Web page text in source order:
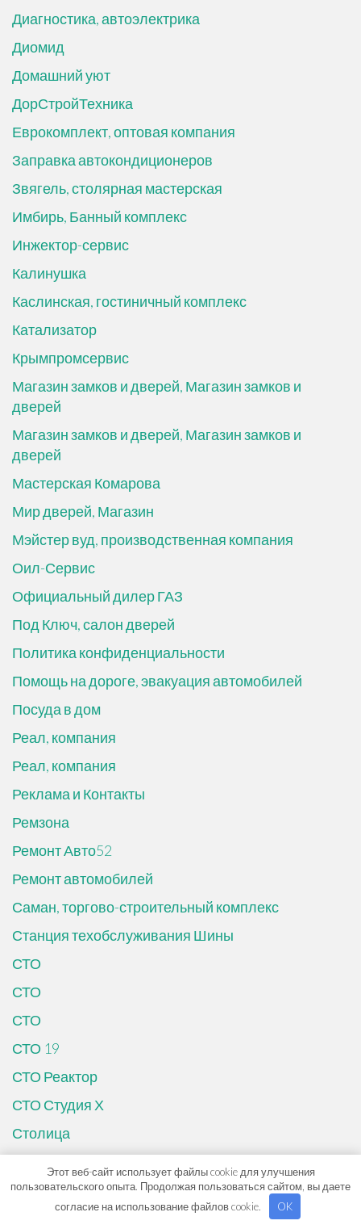
Диагностика, автоэлектрика
Диомид
Домашний уют
ДорСтройТехника
Еврокомплект, оптовая компания
Заправка автокондиционеров
Звягель, столярная мастерская
Имбирь, Банный комплекс
Инжектор-сервис
Калинушка
Каслинская, гостиничный комплекс
Катализатор
Крымпромсервис
Магазин замков и дверей, Магазин замков и
дверей
Магазин замков и дверей, Магазин замков и
дверей
Мастерская Комарова
Мир дверей, Магазин
Мэйстер вуд, производственная компания
Оил-Сервис
Официальный дилер ГАЗ
Под Ключ, салон дверей
Политика конфиденциальности
Помощь на дороге, эвакуация автомобилей
Посуда в дом
Реал, компания
Реал, компания
Реклама и Контакты
Ремзона
Ремонт Авто52
Ремонт автомобилей
Саман, торгово-строительный комплекс
Станция техобслуживания Шины
СТО
СТО
СТО
СТО 19
СТО Реактор
СТО Студия Х
Столица
Сход-развал, Шиномонтаж
Этот веб-сайт использует файлы cookie для улучшения
пользовательского опыта. Продолжая пользоваться сайтом, вы даете
согласие на использование файлов cookie.
OK